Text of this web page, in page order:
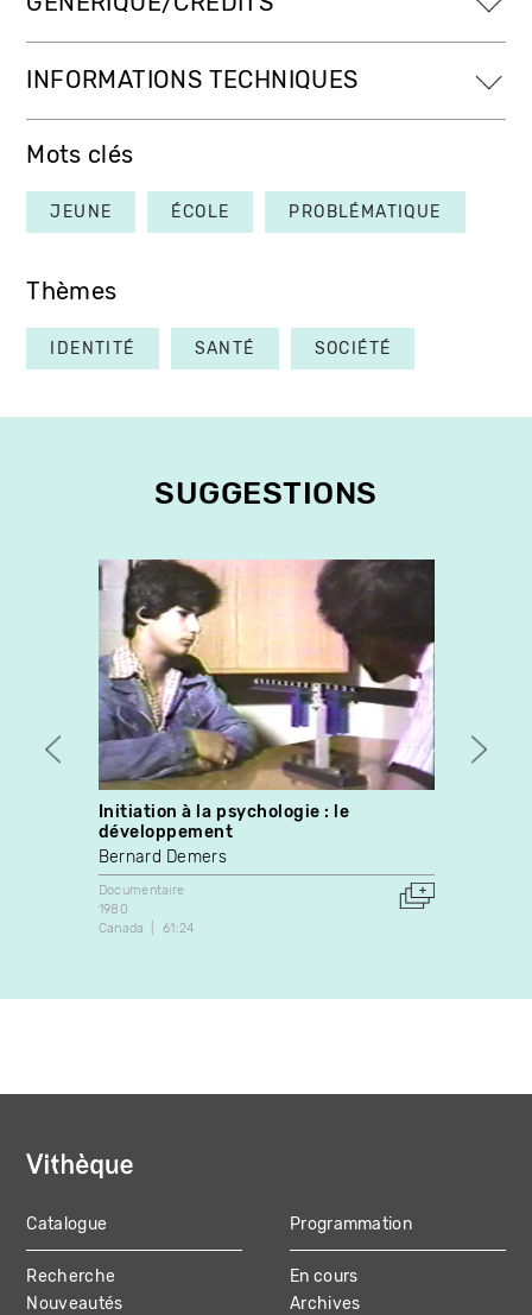
INFORMATIONS TECHNIQUES
Mots clés
JEUNE ÉCOLE PROBLÉMATIQUE
Thèmes
IDENTITÉ SANTÉ SOCIÉTÉ
SUGGESTIONS
Initiation à la psychologie : le
développement
Bernard Demers
Documentaire
1980
Canada
61:24
MAIN
NAVIGATION
Catalogue
Recherche
Nouveautés
Programmation
En cours
Archives